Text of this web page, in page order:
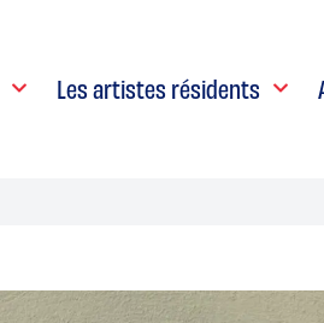
Les artistes résidents